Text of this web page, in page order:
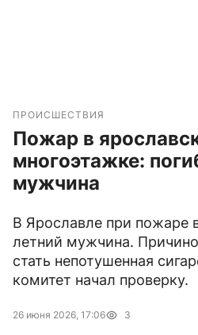
ПРОИСШЕСТВИЯ
Пожар в
многоэтажке:
мужчина
В Ярославле при пожаре
летний мужчина.
стать непотушенная
комитет начал проверку.
26 июня 2026, 17:06 3